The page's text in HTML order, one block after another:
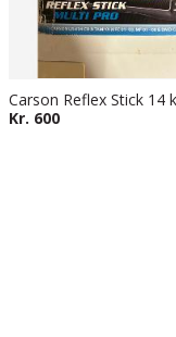
Kr. 600